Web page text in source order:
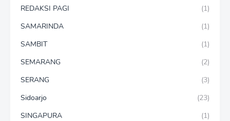
REDAKSI PAGI
(1)
SAMARINDA
(1)
SAMBIT
(1)
SEMARANG
(2)
SERANG
(3)
Sidoarjo
(23)
SINGAPURA
(1)